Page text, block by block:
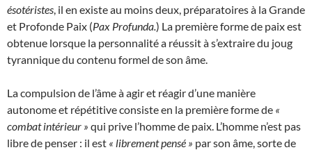
ésotéristes , il en existe au moins deux, préparatoires à la Grande
et Profonde Paix (Pax Profunda.) La première forme de paix est
obtenue lorsque la personnalité a réussit à s’extraire du joug
tyrannique du contenu formel de son âme.
La compulsion de l’âme à agir et réagir d’une manière
autonome et répétitive consiste en la première forme de «
combat intérieur » qui prive l’homme de paix. L’homme n’est pas
libre de penser : il est « librement pensé » par son âme, sorte de